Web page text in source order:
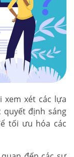
xem xét các lựa
quyết định sáng
tối ưu hóa các